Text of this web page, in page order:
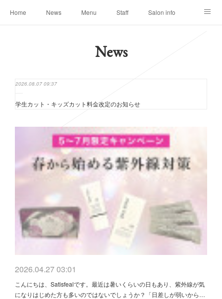
Home News Menu Staff Salon info
News
2026.08.07 09:37
学生カット・キッズカット料金改定のお知らせ
2026.04.27 03:01
こんにちは、Satisfealです。最近は暑いくらいの日もあり、紫外線が気
になりはじめた方も多いのではないでしょうか？「日差しが弱いから…